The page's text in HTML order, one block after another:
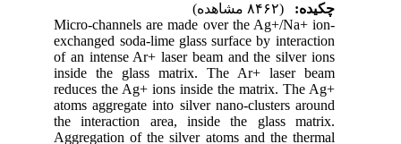
چکیده:
Micro-channels are made over the Ag+/Na+ ion-
exchanged soda-lime glass surface by interaction
of an intense Ar+ laser beam and the silver ions
inside the glass matrix. The Ar+ laser beam
reduces the Ag+ ions inside the matrix. The Ag+
atoms aggregate into silver nano-clusters around
the interaction area, inside the glass matrix.
Aggregation of the silver atoms and the thermal